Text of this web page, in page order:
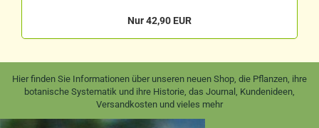
Nur 42,90 EUR
Hier finden Sie Informationen über unseren neuen Shop, die Pflanzen, ihre
botanische Systematik und ihre Historie, das Journal, Kundenideen,
Versandkosten und vieles mehr